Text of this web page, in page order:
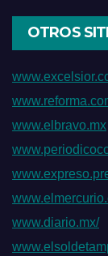
OTROS
www.elbravo.mx
www.diario.mx/